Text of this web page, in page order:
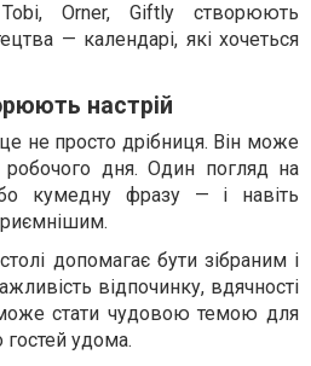
Orner, Giftly створюють
— календарі, які хочеться
настрій
не просто дрібниця. Він може
робочого дня. Один погляд на
кумедну фразу — і навіть
допомагає бути зібраним і
відпочинку, вдячності
стати чудовою темою для
удома.